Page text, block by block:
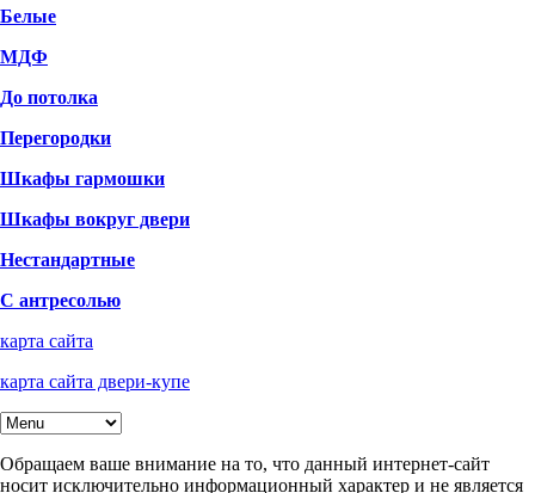
Белые
МДФ
До потолка
Перегородки
Шкафы гармошки
Шкафы вокруг двери
Нестандартные
С антресолью
карта сайта
карта сайта двери-купе
Обращаем ваше внимание на то, что данный интернет-сайт
носит исключительно информационный характер и не является